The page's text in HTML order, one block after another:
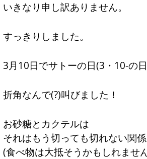
いきなり申し訳ありません。
すっきりしました。
3月10日でサトーの日(3・10-の
折角なんで(?)叫びました！
お砂糖とカクテルは
それはもう切っても切れない関係
(食べ物は大抵そうかもしれませ